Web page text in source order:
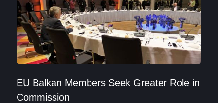
EU Balkan Members Seek Greater Role in
Commission